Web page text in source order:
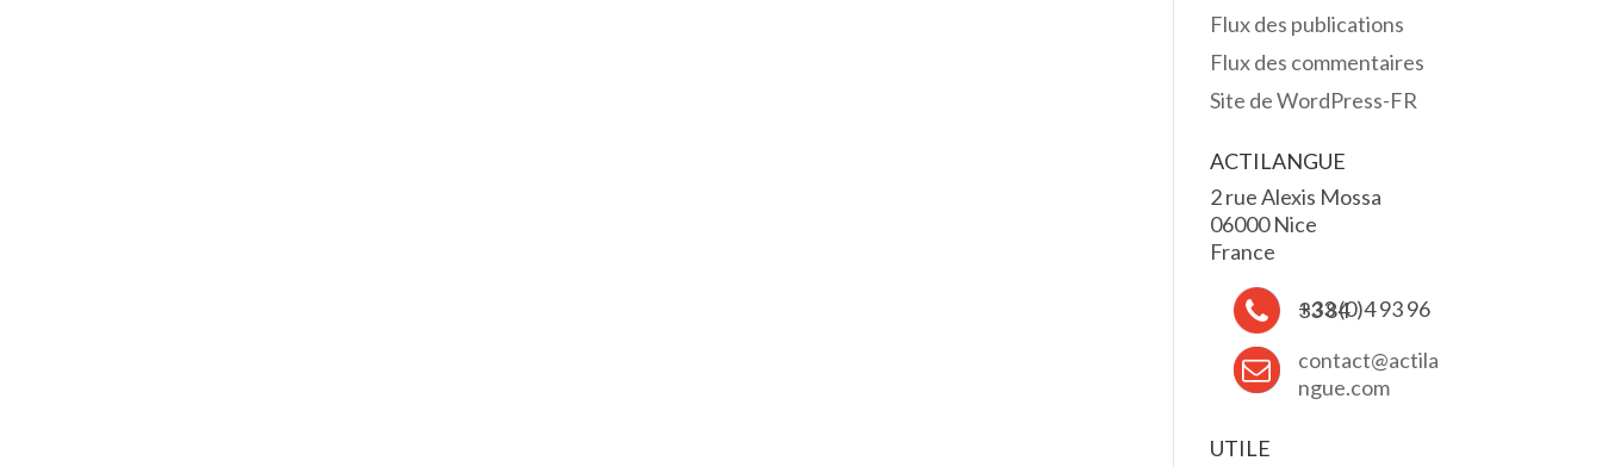
Flux des publications
Flux des commentaires
Site de WordPress-FR
ACTILANGUE
2 rue Alexis Mossa
06000 Nice
France
+33 (0)4 93 96 33 84
contact@actila
ngue.com
UTILE